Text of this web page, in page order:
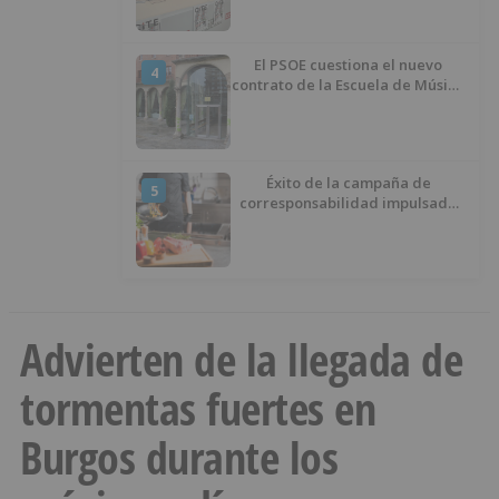
4
El PSOE cuestiona el nuevo
contrato de la Escuela de Música
5
Éxito de la campaña de
corresponsabilidad impulsada
Advierten de la llegada de
tormentas fuertes en
Burgos durante los